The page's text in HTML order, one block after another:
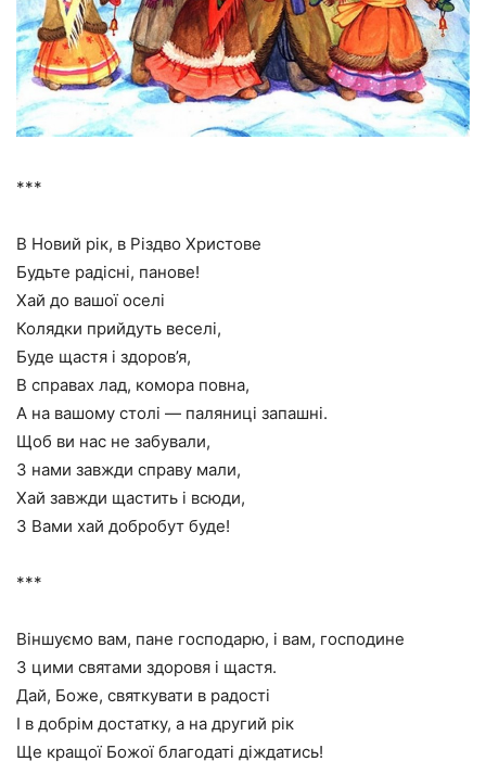
***
В Новий рік, в Різдво Христове
Будьте радісні, панове!
Хай до вашої оселі
Колядки прийдуть веселі,
Буде щастя і здоров’я,
В справах лад, комора повна,
А на вашому столі — паляниці запашні.
Щоб ви нас не забували,
З нами завжди справу мали,
Хай завжди щастить і всюди,
З Вами хай добробут буде!
***
Віншуємо вам, пане господарю, і вам, господине
З цими святами здоровя і щастя.
Дай, Боже, святкувати в радості
І в добрім достатку, а на другий рік
Ще кращої Божої благодаті діждатись!